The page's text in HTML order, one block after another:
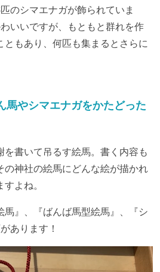
のシマエナガが飾られていま
いいですが、もともと群れを作
ともあり、何匹も集まるとさらに
馬やシマエナガをかたどった
書いて吊るす絵馬。書く内容も
の神社の絵馬にどんな絵が描かれ
よね。
』、『ばんば馬型絵馬』、『シ
あります！